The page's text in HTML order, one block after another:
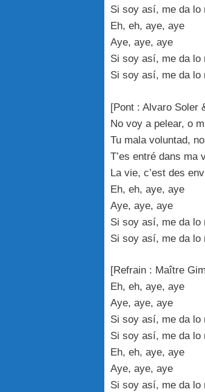
Si soy así, me da lo
Eh, eh, aye, aye
Aye, aye, aye
Si soy así, me da lo
Si soy así, me da lo
[Pont : Alvaro Soler
No voy a pelear, o
Tu mala voluntad,
T’es entré dans ma
La vie, c’est des
Eh, eh, aye, aye
Aye, aye, aye
Si soy así, me da lo
Si soy así, me da lo
[Refrain : Maître
Eh, eh, aye, aye
Aye, aye, aye
Si soy así, me da lo
Si soy así, me da lo
Eh, eh, aye, aye
Aye, aye, aye
Si soy así, me da lo